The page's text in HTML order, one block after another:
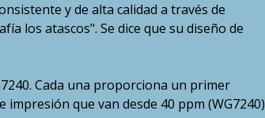
y de alta calidad a través de
los atascos". Se dice que su diseño de
Cada una proporciona un primer
que van desde 40 ppm (WG7240)